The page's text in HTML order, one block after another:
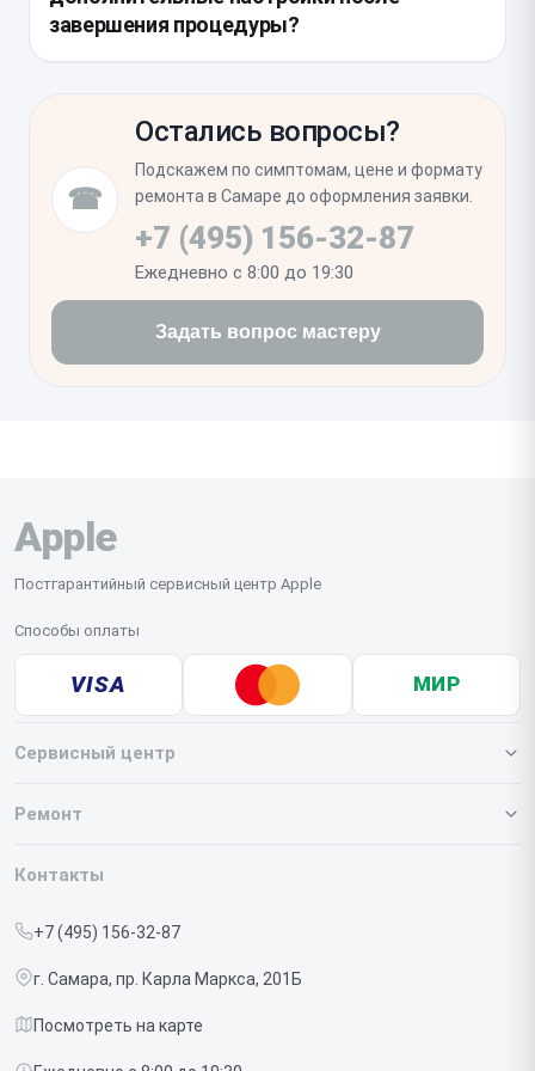
коннекторов на плате, которые могли пострадать
при механическом воздействии, вызвавшем
неисправность.
завершения процедуры?
которые отвечает этот узел. Пользователю
остается только убедиться в корректности
отклика кнопок или стабильности зарядки, так как
процедуры обычно не требуется.
☎
Остались вопросы?
Подскажем по симптомам, цене и формату
ремонта в Самаре до оформления заявки.
+7 (495) 156-32-87
Ежедневно с 8:00 до 19:30
Задать вопрос мастеру
Apple
Постгарантийный сервисный центр Apple
Способы оплаты
VISA МИР
Сервисный центр
О нашем сервисе
Срочный ремонт
Доставка и способы оплаты
Диагностика
Ремонт
Iphone
Контакты
+7 (495) 156-32-87
г. Самара, пр. Карла Маркса, 201Б
Посмотреть на карте